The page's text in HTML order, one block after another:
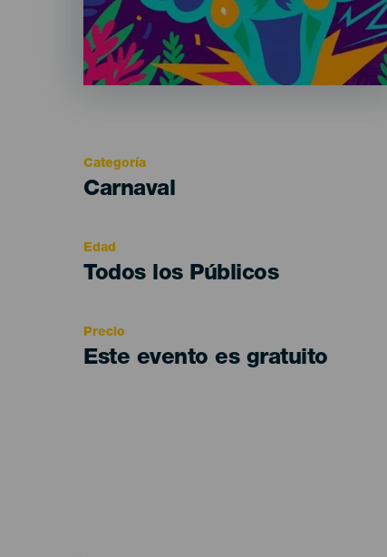
Categoría
Categoría
Carnaval
Edad
Edad
Todos los Públicos
Precio
Este evento es gratuito